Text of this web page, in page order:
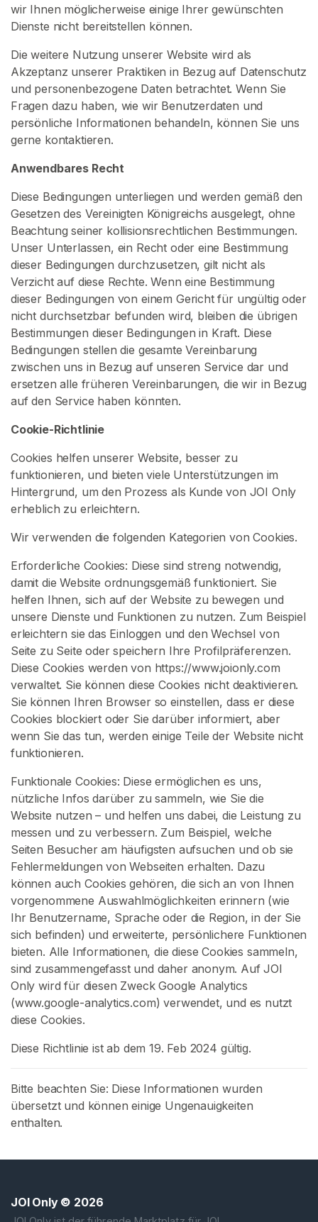
wir Ihnen möglicherweise einige Ihrer gewünschten
Dienste nicht bereitstellen können.
Die weitere Nutzung unserer Website wird als
Akzeptanz unserer Praktiken in Bezug auf Datenschutz
und personenbezogene Daten betrachtet. Wenn Sie
Fragen dazu haben, wie wir Benutzerdaten und
persönliche Informationen behandeln, können Sie uns
gerne kontaktieren.
Anwendbares Recht
Diese Bedingungen unterliegen und werden gemäß den
Gesetzen des Vereinigten Königreichs ausgelegt, ohne
Beachtung seiner kollisionsrechtlichen Bestimmungen.
Unser Unterlassen, ein Recht oder eine Bestimmung
dieser Bedingungen durchzusetzen, gilt nicht als
Verzicht auf diese Rechte. Wenn eine Bestimmung
dieser Bedingungen von einem Gericht für ungültig oder
nicht durchsetzbar befunden wird, bleiben die übrigen
Bestimmungen dieser Bedingungen in Kraft. Diese
Bedingungen stellen die gesamte Vereinbarung
zwischen uns in Bezug auf unseren Service dar und
ersetzen alle früheren Vereinbarungen, die wir in Bezug
auf den Service haben könnten.
Cookie-Richtlinie
Cookies helfen unserer Website, besser zu
funktionieren, und bieten viele Unterstützungen im
Hintergrund, um den Prozess als Kunde von JOI Only
erheblich zu erleichtern.
Wir verwenden die folgenden Kategorien von Cookies.
Erforderliche Cookies: Diese sind streng notwendig,
damit die Website ordnungsgemäß funktioniert. Sie
helfen Ihnen, sich auf der Website zu bewegen und
unsere Dienste und Funktionen zu nutzen. Zum Beispiel
erleichtern sie das Einloggen und den Wechsel von
Seite zu Seite oder speichern Ihre Profilpräferenzen.
Diese Cookies werden von https://www.joionly.com
verwaltet. Sie können diese Cookies nicht deaktivieren.
Sie können Ihren Browser so einstellen, dass er diese
Cookies blockiert oder Sie darüber informiert, aber
wenn Sie das tun, werden einige Teile der Website nicht
funktionieren.
Funktionale Cookies: Diese ermöglichen es uns,
nützliche Infos darüber zu sammeln, wie Sie die
Website nutzen – und helfen uns dabei, die Leistung zu
messen und zu verbessern. Zum Beispiel, welche
Seiten Besucher am häufigsten aufsuchen und ob sie
Fehlermeldungen von Webseiten erhalten. Dazu
können auch Cookies gehören, die sich an von Ihnen
vorgenommene Auswahlmöglichkeiten erinnern (wie
Ihr Benutzername, Sprache oder die Region, in der Sie
sich befinden) und erweiterte, persönlichere Funktionen
bieten. Alle Informationen, die diese Cookies sammeln,
sind zusammengefasst und daher anonym. Auf JOI
Only wird für diesen Zweck Google Analytics
(www.google-analytics.com) verwendet, und es nutzt
diese Cookies.
Diese Richtlinie ist ab dem 19. Feb 2024 gültig.
Bitte beachten Sie: Diese Informationen wurden
übersetzt und können einige Ungenauigkeiten
enthalten.
JOI Only© 2026
e
i
e
S
u
c
e
S
i
e
n
a
c
h
V
e
r
k
ä
u
f
r
n
J
O
-
I
n
h
a
l
t
W
i
c
h
a
n
l
e
i
t
u
n
g
K
a
n
t
e
a
w
e
i
e